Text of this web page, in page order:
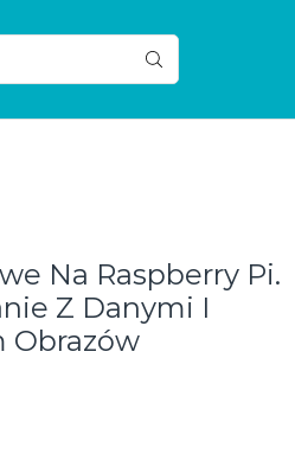
Na Raspberry Pi.
Z Danymi I
Obrazów